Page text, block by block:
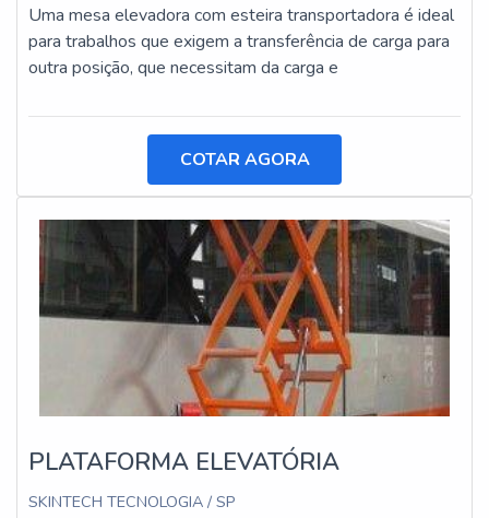
Uma mesa elevadora com esteira transportadora é ideal
para trabalhos que exigem a transferência de carga para
outra posição, que necessitam da carga e
COTAR AGORA
PLATAFORMA ELEVATÓRIA
SKINTECH TECNOLOGIA / SP